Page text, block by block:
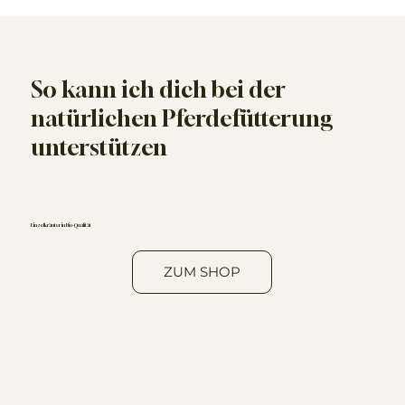
So kann ich dich bei der
natürlichen Pferdefütterung
unterstützen
Einzelkräuter in Bio-Qualität
ZUM SHOP